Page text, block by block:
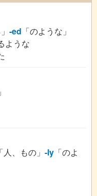
-ed 「のような」
ような
「人、もの」 -ly 「のよ